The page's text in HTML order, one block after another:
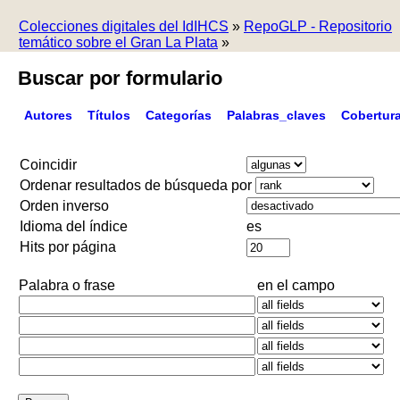
Colecciones digitales del IdIHCS » RepoGLP - Repositorio
temático sobre el Gran La Plata »
Buscar por formulario
Autores Títulos Categorías Palabras_claves
Coincidir
Ordenar resultados de búsqueda por
Orden inverso
Idioma del índice
es
Hits por página
Palabra o frase en el campo